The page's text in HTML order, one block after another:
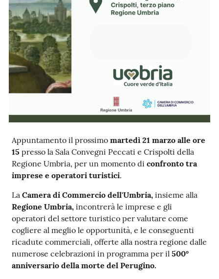
Ac
ce
di
gis
ti
Seguici
su
Appuntamento il prossimo martedì 21 marzo alle ore
15 presso la Sala Convegni Peccati e Crispolti della
Regione Umbria, per un momento di confronto tra
imprese e operatori turistici.
La Camera di Commercio dell'Umbria, insieme alla
Regione Umbria, incontrerà le imprese e gli
operatori del settore turistico per valutare come
cogliere al meglio le opportunità, e le conseguenti
ricadute commerciali, offerte alla nostra regione dalle
numerose celebrazioni in programma per il 500°
anniversario della morte del Perugino.